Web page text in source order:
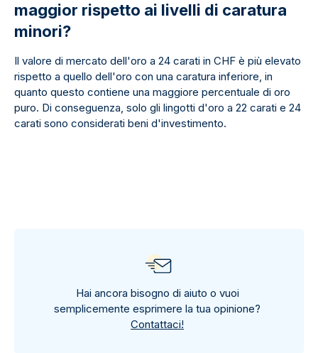
maggior rispetto ai livelli di caratura
minori?
Il valore di mercato dell'oro a 24 carati in CHF è più elevato
rispetto a quello dell'oro con una caratura inferiore, in
quanto questo contiene una maggiore percentuale di oro
puro. Di conseguenza, solo gli lingotti d'oro a 22 carati e 24
carati sono considerati beni d'investimento.
Hai ancora bisogno di aiuto o vuoi
semplicemente esprimere la tua opinione?
Contattaci!